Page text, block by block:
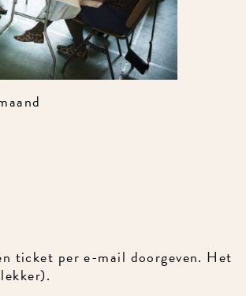
ticket per e-mail doorgeven. Het